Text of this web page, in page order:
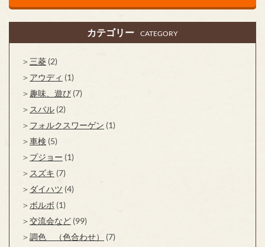
カテゴリー CATEGORY
三菱 (2)
アウディ (1)
趣味、遊び (7)
スバル (2)
フォルクスワーゲン (1)
車検 (5)
プジョー (1)
スズキ (7)
ダイハツ (4)
ボルボ (1)
交流会など (99)
調色 （色合わせ）
(7)